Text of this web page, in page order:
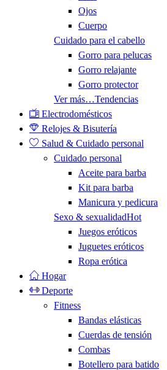
Ojos
Cuerpo
Cuidado para el cabello
Gorro para pelucas
Gorro relajante
Gorro protector
Ver más…Tendencias
Electrodomésticos
Relojes & Bisutería
Salud & Cuidado personal
Cuidado personal
Aceite para barba
Kit para barba
Manicura y pedicura
Sexo & sexualidadHot
Juegos eróticos
Juguetes eróticos
Ropa erótica
Hogar
Deporte
Fitness
Bandas elásticas
Cuerdas de tensión
Combas
Botellero para batido